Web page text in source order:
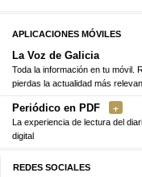
APLICACIONES MÓVILES
La Voz de Galicia
Toda la información en tu móvil.
pierdas la actualidad más
Periódico en PDF
La experiencia de lectura del
digital
REDES SOCIALES